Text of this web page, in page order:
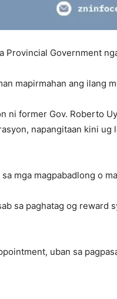
Government
mapirmahan ang ilang
ni former Gov. Roberto
napangitaan kini
mga magpabadlong o
sa paghatag og reward
uban sa